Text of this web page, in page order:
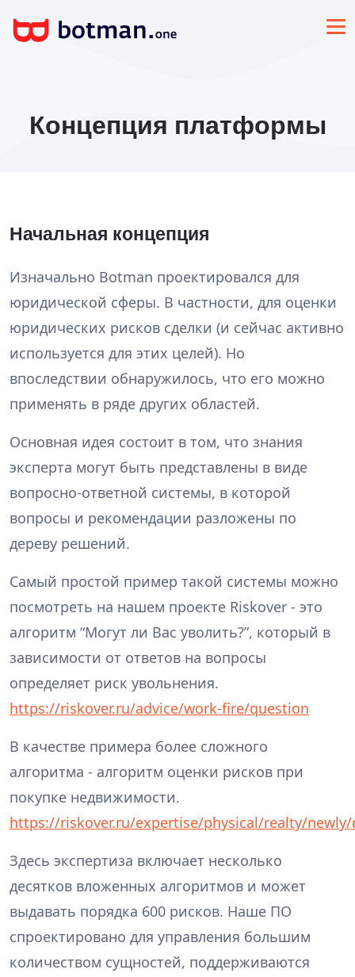
Концепция платформы
Начальная концепция
Изначально Botman проектировался для
юридической сферы. В частности, для оценки
юридических рисков сделки (и сейчас активно
используется для этих целей). Но
впоследствии обнаружилось, что его можно
применять в ряде других областей.
Основная идея состоит в том, что знания
эксперта могут быть представлены в виде
вопросно-ответной системы, в которой
вопросы и рекомендации разложены по
дереву решений.
Самый простой пример такой системы можно
посмотреть на нашем проекте Riskover - это
алгоритм “Могут ли Вас уволить?”, который в
зависимости от ответов на вопросы
определяет риск увольнения.
https://riskover.ru/advice/work-fire/question
В качестве примера более сложного
алгоритма - алгоритм оценки рисков при
покупке недвижимости.
https://riskover.ru/expertise/physical/realty/
Здесь экспертиза включает несколько
десятков вложенных алгоритмов и может
выдавать порядка 600 рисков. Наше ПО
спроектировано для управления большим
количеством сущностей, поддерживаются